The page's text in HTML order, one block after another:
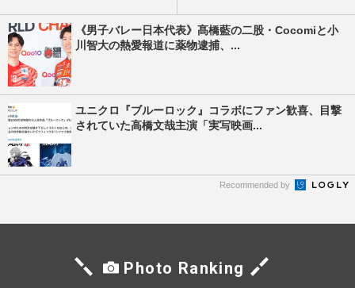
《男子バレー日本代表》髙橋藍の二股・Cocomiと小
川智大の熱愛報道に薬物逮捕、...
ユニクロ『ブルーロック』コラボにファン歓喜、目撃
されていた高橋文哉主演「実写映画...
Recommended by
Photo Ranking